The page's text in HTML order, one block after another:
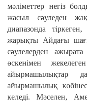
мәліметтер негіз
жасыл сәуледен
диапазонда
жарықты Айдағы
сәулелерден
өскенімен
айырмашылықтар
айырмашылық
келеді. Мәселен,